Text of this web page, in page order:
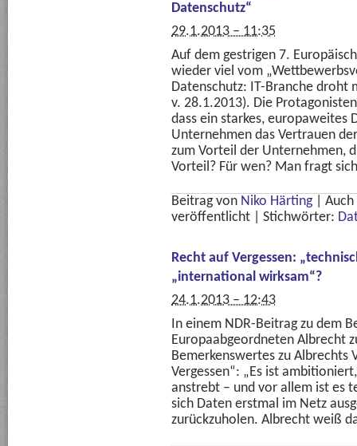
Datenschutz“
29.1.2013 – 11:35
Auf dem gestrigen 7.
wieder viel vom
Datenschutz: IT-Branche droht
v. 28.1.2013). Die
dass ein starkes, europaweites
Unternehmen das Vertrauen
zum Vorteil der Unternehmen,
Vorteil? Für wen? Man fragt
Beitrag von Niko Härting
veröffentlicht
Stichwörter:
Recht auf Vergessen:
„international wirksam“?
24.1.2013 – 12:43
In einem NDR-Beitrag zu dem
Europaabgeordneten Albrecht
Bemerkenswertes zu Albrechts
Vergessen“: „Es ist
anstrebt – und vor allem ist es
sich Daten erstmal im Netz
zurückzuholen. Albrecht weiß